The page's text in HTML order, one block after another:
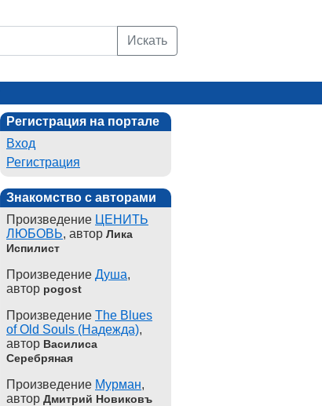
Искать
Регистрация на портале
Вход
Регистрация
Знакомство с авторами
Произведение ЦЕНИТЬ
ЛЮБОВЬ, автор Лика
Испилист
Произведение Душа,
автор pogost
Произведение The Blues
of Old Souls (Надежда),
автор Василиса
Серебряная
Произведение Мурман,
автор Дмитрий Новиковъ